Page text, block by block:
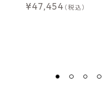
¥47,454 （税込）